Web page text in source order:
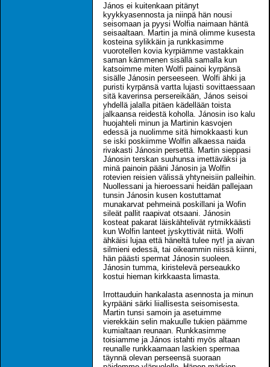
János ei kuitenkaan pitänyt
kyykkyasennosta ja niinpä hän nousi
seisomaan ja pyysi Wolfia naimaan häntä
seisaaltaan. Martin ja minä olimme kusesta
kosteina sylikkäin ja runkkasimme
vuorotellen kovia kyrpiämme vastakkain
saman kämmenen sisällä samalla kun
katsoimme miten Wolfi painoi kyrpänsä
sisälle Jánosin perseeseen. Wolfi ähki ja
puristi kyrpänsä vartta lujasti sovittaessaan
sitä kaverinsa persereikään, János seisoi
yhdellä jalalla pitäen kädellään toista
jalkaansa reidestä koholla. Jánosin iso kalu
huojahteli minun ja Martinin kasvojen
edessä ja nuolimme sitä himokkaasti kun
se iski poskiimme Wolfin alkaessa naida
rivakasti Jánosin persettä. Martin sieppasi
Jánosin terskan suuhunsa imettäväksi ja
minä painoin pääni Jánosin ja Wolfin
rotevien reisien välissä yhtyneisiin palleihin.
Nuollessani ja hieroessani heidän pallejaan
tunsin Jánosin kusen kostuttamat
munakarvat pehmeinä poskillani ja Wofin
sileät pallit raapivat otsaani. Jánosin
kosteat pakarat läiskähtelivät rytmikkäästi
kun Wolfin lanteet jyskyttivät niitä. Wolfi
ähkäisi lujaa että häneltä tulee nyt! ja aivan
silmieni edessä, tai oikeammin niissä kiinni,
hän päästi spermat Jánosin suoleen.
Jánosin tumma, kiristelevä perseaukko
kostui hieman kirkkaasta limasta.
Irrottauduin hankalasta asennosta ja minun
kyrpääni särki liiallisesta seisomisesta.
Martin tunsi samoin ja asetuimme
vierekkäin selin makuulle tukien päämme
kumialtaan reunaan. Runkkasimme
toisiamme ja János istahti myös altaan
reunalle runkkaamaan laskien spermaa
täynnä olevan perseensä suoraan